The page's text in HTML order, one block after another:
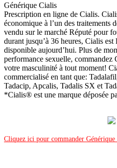
Générique Cialis
Prescription en ligne de Cialis.
économique à l’un des traitements
vendu sur le marché Réputé pour
durant jusqu’à 36 heures, Cialis
disponible aujourd’hui. Plus de
performance sexuelle, commandez
votre masculinité à tout moment!
commercialisé en tant que:
Tadacip, Apcalis, Tadalis SX et
*Cialis® est une marque déposée
Cliquez ici pour commander